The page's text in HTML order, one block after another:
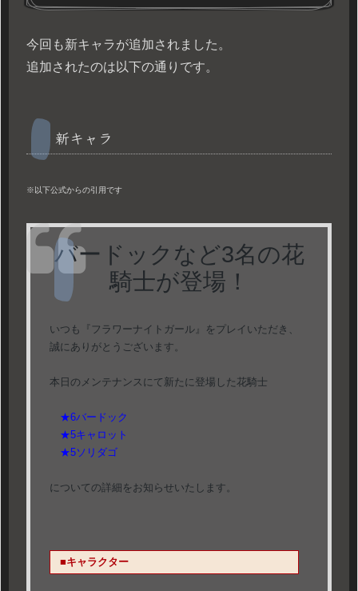
今回も新キャラが追加されました。
追加されたのは以下の通りです。
新キャラ
※以下公式からの引用です
バードックなど3名の花
騎士が登場！
いつも『フラワーナイトガール』をプレイいただき、
誠にありがとうございます。
本日のメンテナンスにて新たに登場した花騎士
★6バードック
★5キャロット
★5ソリダゴ
についての詳細をお知らせいたします。
■キャラクター